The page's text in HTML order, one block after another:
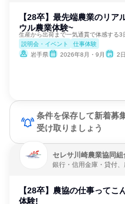
【28卒】最先端農業のリア
ウル農業体験~
生産から出荷まで一気通貫で体感する3
説明会・イベント
仕事体験
岩手県
2026年8月・9月 2
条件を保存して新着募
受け取りましょう
セレサ川崎農業協同組
銀行・信用金庫・貸付
【28卒】農協の仕事ってこ
体験!